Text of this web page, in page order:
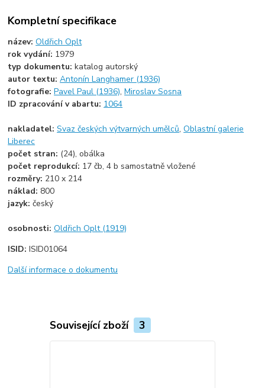
Kompletní specifikace
název:Oldřich Oplt
rok vydání: 1979
typ dokumentu:katalog autorský
autor textu:Antonín Langhamer (1936)
fotografie:Pavel Paul (1936),Miroslav Sosna
ID zpracování v abartu: 1064
nakladatel:Svaz českých výtvarných umělců,Oblastní galerie
Liberec
počet stran: (24), obálka
počet reprodukcí: 17 čb, 4 b samostatně vložené
rozměry: 210 x 214
náklad: 800
jazyk:český
osobnosti:Oldřich Oplt (1919)
ISID:ISID01064
Další informace o dokumentu
Související zboží 3